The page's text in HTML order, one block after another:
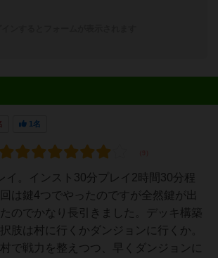
1名
イ。インスト30分プレイ2時間30分程
回は鍵4つでやったのですが全然鍵が出
のでかなり長引きました。デッキ構築
肢は村に行くかダンジョンに行くか。
で戦力を整えつつ、早くダンジョンに